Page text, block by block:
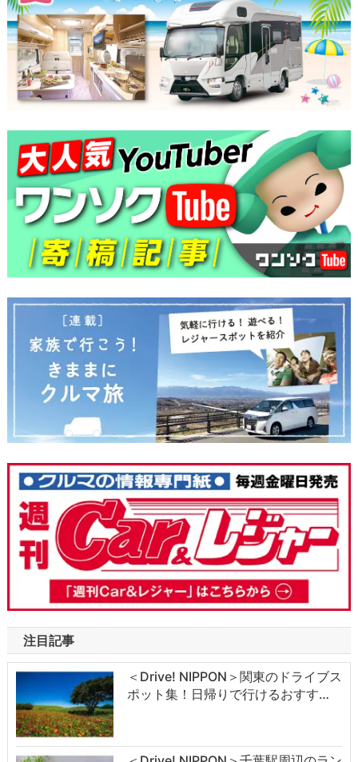
注目記事
＜Drive! NIPPON＞関東のドライブス
ポット集！日帰りで行けるおすす…